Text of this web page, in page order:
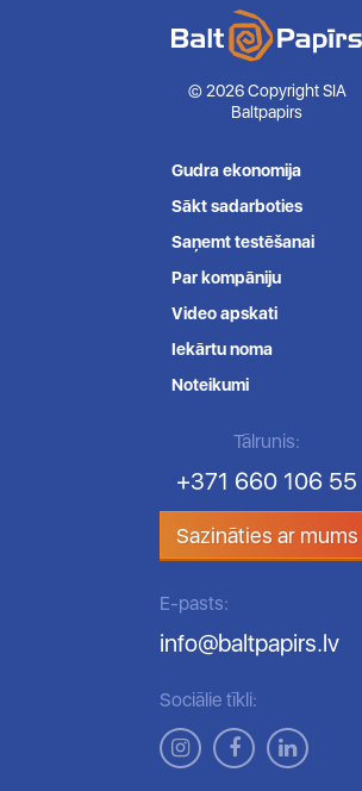
© 2026 Copyright SIA
Baltpapirs
Gudra ekonomija
Sākt sadarboties
Saņemt testēšanai
Par kompāniju
Video apskati
Iekārtu noma
Noteikumi
Tālrunis:
+371 660 106 55
Sazināties ar mums
E-pasts:
info@baltpapirs.lv
Sociālie tīkli: